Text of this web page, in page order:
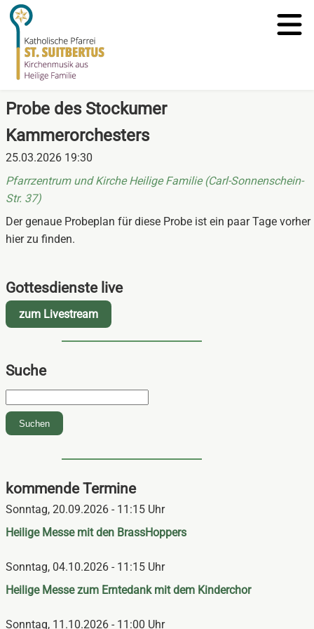
Probe des Stockumer
Kammerorchesters
25.03.2026 19:30
Pfarrzentrum und Kirche Heilige Familie (Carl-Sonnenschein-
Str. 37)
Der genaue Probeplan für diese Probe ist ein paar Tage vorher
hier zu finden.
Gottesdienste live
zum Livestream
Suche
Suchen
kommende Termine
Sonntag, 20.09.2026 - 11:15 Uhr
Heilige Messe mit den BrassHoppers
Sonntag, 04.10.2026 - 11:15 Uhr
Heilige Messe zum Erntedank mit dem Kinderchor
Sonntag, 11.10.2026 - 11:00 Uhr